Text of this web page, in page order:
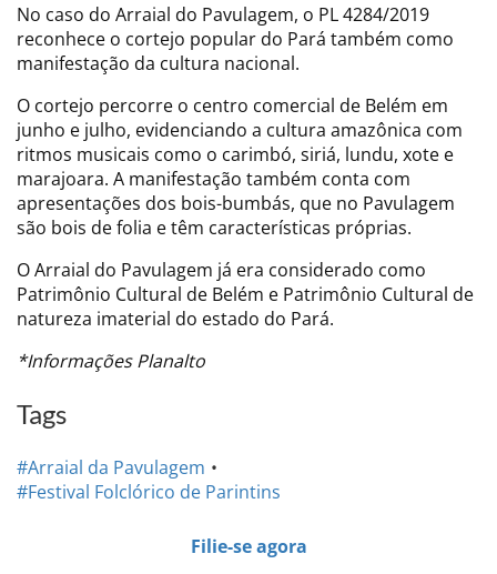
No caso do Arraial do Pavulagem, o PL 4284/2019
reconhece o cortejo popular do Pará também como
manifestação da cultura nacional.
O cortejo percorre o centro comercial de Belém em
junho e julho, evidenciando a cultura amazônica com
ritmos musicais como o carimbó, siriá, lundu, xote e
marajoara. A manifestação também conta com
apresentações dos bois-bumbás, que no Pavulagem
são bois de folia e têm características próprias.
O Arraial do Pavulagem já era considerado como
Patrimônio Cultural de Belém e Patrimônio Cultural de
natureza imaterial do estado do Pará.
*Informações Planalto
Tags
#Arraial da Pavulagem
#Festival Folclórico de Parintins
Filie-se agora